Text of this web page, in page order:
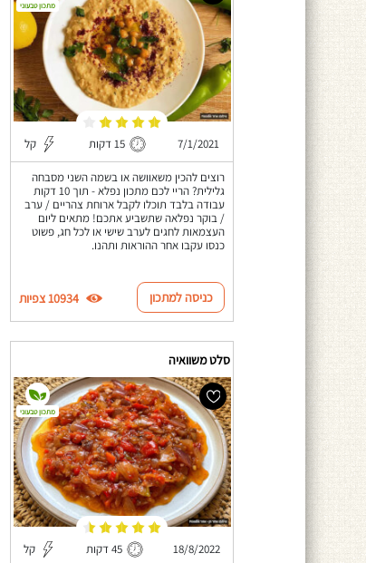
7/1/2021 15 דקות קל
רוצים להכין משאוושה או בשמה השני מסבחה
גלילית? הריי לכם מתכון נפלא - תוך 10 דקות
עבודה בלבד תוכלו לקבל ארוחת צהריים / ערב
/ בוקר נפלאה שתשביע אתכם! מתאים ליום
העצמאות לחגים לערב שישי או לכל חג, פשוט
כנסו עקבו אחר ההוראות ותהנו.
מתכון טבעוני
כניסה למתכון 10934 צפיות
סלט משוואיה
18/8/2022 45 דקות קל
מתכון טבעוני